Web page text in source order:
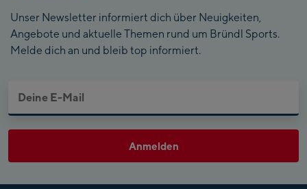
Unser Newsletter informiert dich über Neuigkeiten,
Angebote und aktuelle Themen rund um Bründl Sports.
Melde dich an und bleib top informiert.
Anmelden